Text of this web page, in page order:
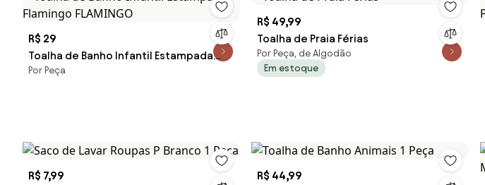
R$ 29
Toalha de Banho Infantil Estampada
Por Peça
R$ 49,99
Toalha de Praia Férias
Por Peça, de Algodão
Em estoque
R$ 7,99
R$ 44,99